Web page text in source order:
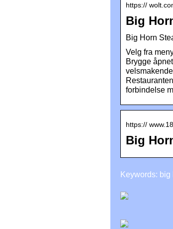
https://
Big
Big Horn
Velg fra
Brygge
forbindelse
https://
Big
Keywords: